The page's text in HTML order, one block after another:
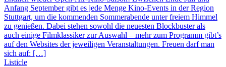
Anfang September gibt es jede Menge Kino-Events in der Region
Stuttgart, um die kommenden Sommerabende unter freiem Himmel
zu genießen. Dabei stehen sowohl die neuesten Blockbuster als
auch einige Filmklassiker zur Auswahl – mehr zum Programm gibt’s
auf den Websites der jeweiligen Veranstaltungen. Freuen darf man
sich auf: […]
Listicle